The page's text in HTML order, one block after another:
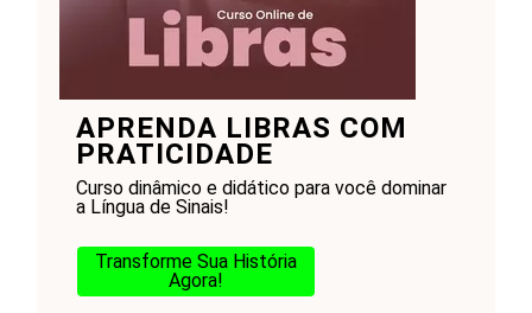
APRENDA LIBRAS COM
PRATICIDADE
Curso dinâmico e didático para você dominar
a Língua de Sinais!
Transforme Sua História
Agora!